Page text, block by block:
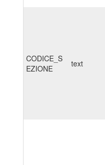
CODICE_S
EZIONE
text